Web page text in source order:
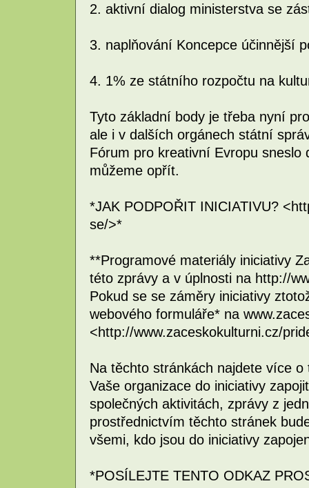
2. aktivní dialog ministerstva se
3. naplňování Koncepce účinnější
4. 1% ze státního rozpočtu na
Tyto základní body je třeba nyní
ale i v dalších orgánech státní
Fórum pro kreativní Evropu
můžeme opřít.
*JAK PODPOŘIT INICIATIVU?
se/>*
**Programové materiály iniciativy
této zprávy a v úplnosti na http://
Pokud se se záměry iniciativy
webového formuláře* na
<http://www.zaceskokulturni.cz/
Na těchto stránkách najdete více
Vaše organizace do iniciativy
společných aktivitách, zprávy z
prostřednictvím těchto stránek
všemi, kdo jsou do iniciativy
*POSÍLEJTE TENTO ODKAZ